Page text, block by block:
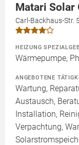
Matari Solar
Carl-Backhaus-Str.
HEIZUNG
Wärmepumpe,
ANGEBOTENE
Wartung,
Austausch,
Installation,
Verpachtung,